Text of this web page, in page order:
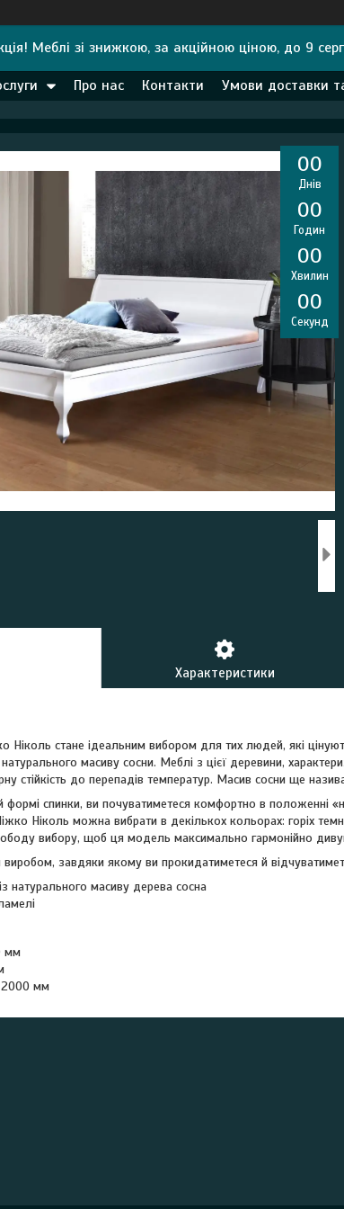
Меблі зі знижкою, за акційною ціною, до 9
Про нас Контакти Умови доставки
00
Днів
00
Годин
00
Хвилин
00
Секунд
Характеристики
Ніколь стане ідеальним вибором для тих людей, які
масиву сосни. Меблі з цієї деревини,
стійкість до перепадів температур. Масив сосни ще
формі спинки, ви почуватиметеся комфортно в положенні
Ніколь можна вибрати в декількох кольорах: горіх
вибору, щоб ця модель максимально гармонійно
виробом, завдяки якому ви прокидатиметеся й
натурального масиву дерева сосна
мм
2000 мм